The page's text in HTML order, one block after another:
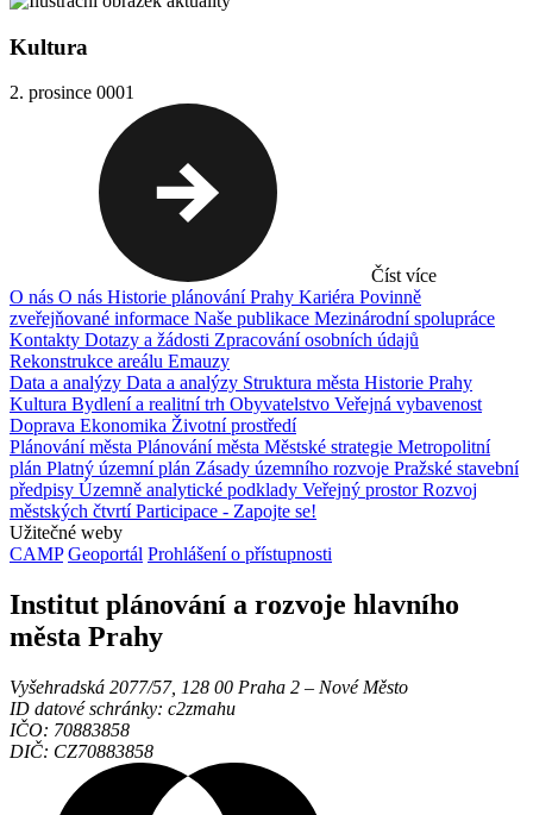
Kultura
2. prosince 0001
Číst více
O nás O nás Historie plánování Prahy Kariéra Povinně
zveřejňované informace Naše publikace Mezinárodní spolupráce
Kontakty Dotazy a žádosti Zpracování osobních údajů
Rekonstrukce areálu Emauzy
Data a analýzy Data a analýzy Struktura města Historie Prahy
Kultura Bydlení a realitní trh Obyvatelstvo Veřejná vybavenost
Doprava Ekonomika Životní prostředí
Plánování města Plánování města Městské strategie Metropolitní
plán Platný územní plán Zásady územního rozvoje Pražské stavební
předpisy Územně analytické podklady Veřejný prostorRozvoj
městských čtvrtíParticipace - Zapojte se!
Užitečné weby
CAMP Geoportál Prohlášení o přístupnosti
Institut plánování a rozvoje hlavního
města Prahy
Vyšehradská 2077/57, 128 00 Praha 2 ‒ Nové Město
ID datové schránky: c2zmahu
IČO: 70883858
DIČ: CZ70883858